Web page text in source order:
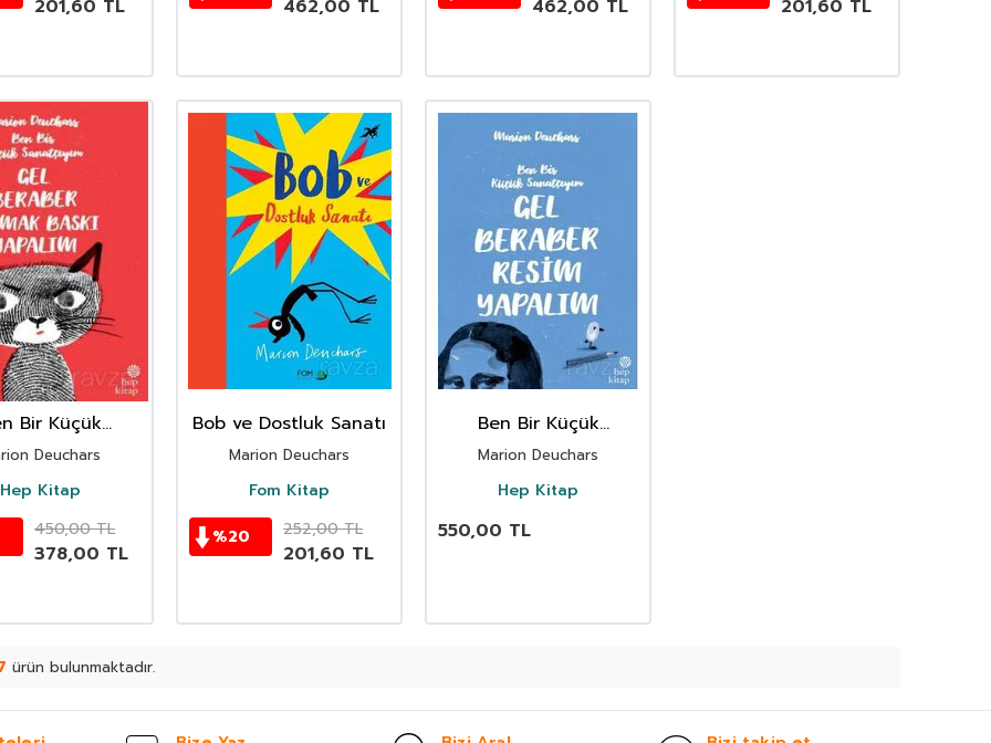
201,60 TL 462,00 TL 462,00 TL 201,60 TL
Bir Küçük
/ Gel
Parmak Baskı
Yapalım
Deuchars
Hep Kitap
450,00TL
378,00 TL
Bob ve Dostluk Sanatı
Marion Deuchars
Fom Kitap
%20 252,00TL
201,60 TL
Ben Bir Küçük
Sanatçıyım, Gel
Beraber Resim Yapalım
Marion Deuchars
Hep Kitap
550,00 TL
ürün bulunmaktadır.